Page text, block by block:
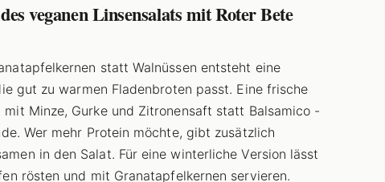
veganen Linsensalats mit Roter Bete
statt Walnüssen entsteht eine
gut zu warmen Fladenbroten passt. Eine frische
Minze, Gurke und Zitronensaft statt Balsamico -
Wer mehr Protein möchte, gibt zusätzlich
in den Salat. Für eine winterliche Version lässt
rösten und mit Granatapfelkernen servieren.